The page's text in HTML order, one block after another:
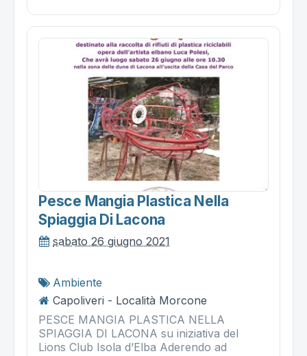
Pesce Mangia Plastica Nella
Spiaggia Di Lacona
sabato 26 giugno 2021
Ambiente
Capoliveri - Località Morcone
PESCE MANGIA PLASTICA NELLA
SPIAGGIA DI LACONA su iniziativa del
Lions Club Isola d’Elba Aderendo ad